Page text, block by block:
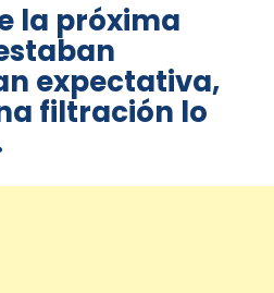
la próxima
expectativa,
filtración lo